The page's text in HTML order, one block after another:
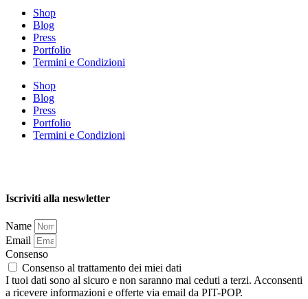
Shop
Blog
Press
Portfolio
Termini e Condizioni
Shop
Blog
Press
Portfolio
Termini e Condizioni
Iscriviti alla neswletter
Name
Email
Consenso
Consenso al trattamento dei miei dati
I tuoi dati sono al sicuro e non saranno mai ceduti a terzi. Acconsenti
a ricevere informazioni e offerte via email da PIT-POP.